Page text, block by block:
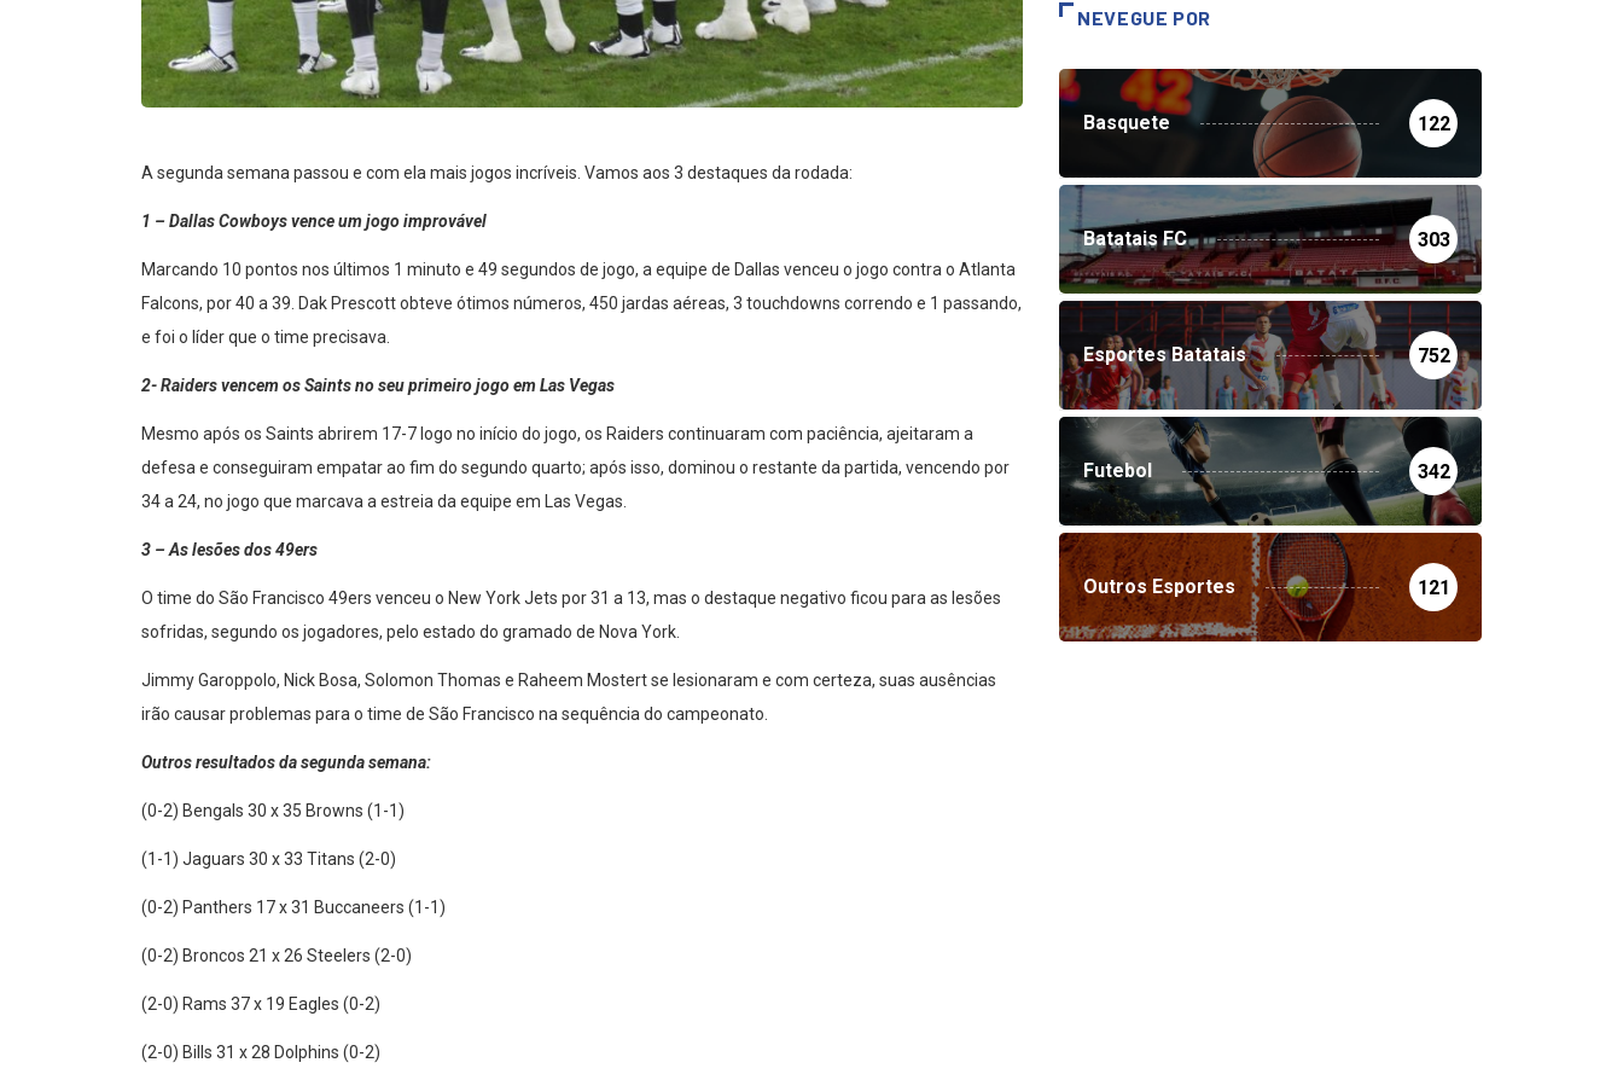
A segunda semana passou e com ela mais jogos incríveis. Vamos aos 3 destaques da rodada:
1 – Dallas Cowboys vence um jogo improvável
Marcando 10 pontos nos últimos 1 minuto e 49 segundos de jogo, a equipe de Dallas venceu o jogo contra o Atlanta
Falcons, por 40 a 39. Dak Prescott obteve ótimos números, 450 jardas aéreas, 3 touchdowns correndo e 1 passando,
e foi o líder que o time precisava.
2- Raiders vencem os Saints no seu primeiro jogo em Las Vegas
Mesmo após os Saints abrirem 17-7 logo no início do jogo, os Raiders continuaram com paciência, ajeitaram a
defesa e conseguiram empatar ao fim do segundo quarto; após isso, dominou o restante da partida, vencendo por
34 a 24, no jogo que marcava a estreia da equipe em Las Vegas.
3 – As lesões dos 49ers
O time do São Francisco 49ers venceu o New York Jets por 31 a 13, mas o destaque negativo ficou para as lesões
sofridas, segundo os jogadores, pelo estado do gramado de Nova York.
Jimmy Garoppolo, Nick Bosa, Solomon Thomas e Raheem Mostert se lesionaram e com certeza, suas ausências
irão causar problemas para o time de São Francisco na sequência do campeonato.
Outros resultados da segunda semana:
(0-2) Bengals 30 x 35 Browns (1-1)
(1-1) Jaguars 30 x 33 Titans (2-0)
(0-2) Panthers 17 x 31 Buccaneers (1-1)
(0-2) Broncos 21 x 26 Steelers (2-0)
(2-0) Rams 37 x 19 Eagles (0-2)
(2-0) Bills 31 x 28 Dolphins (0-2)
NEVEGUE POR
Basquete 122
Batatais FC 303
Esportes Batatais 752
Futebol 342
Outros Esportes 121